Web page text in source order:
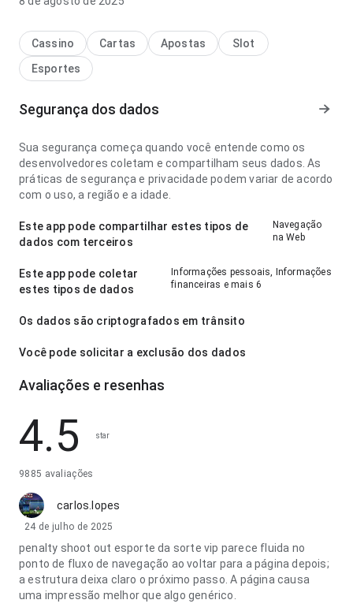
uma impressão melhor que algo genérico.
Cassino Cartas Apostas
Slot
Esportes
Segurança dos dados
Sua segurança começa quando você entende como os
desenvolvedores coletam e compartilham seus dados. As
práticas de segurança e privacidade podem variar de acordo
com o uso, a região e a idade.
Este app pode compartilhar estes tipos de
dados com terceiros
Navegação
na Web
Este app pode coletar
estes tipos de dados
Informações pessoais, Informações
financeiras e mais 6
Os dados são criptografados em trânsito
Você pode solicitar a exclusão dos dados
Avaliações e resenhas
4.5 star
9885 avaliações
carlos.lopes
24 de julho de 2025
penalty shoot out esporte da sorte vip parece fluida no
ponto de fluxo de navegação ao voltar para a página depois;
a estrutura deixa claro o próximo passo. A página causa
uma impressão melhor que algo genérico.